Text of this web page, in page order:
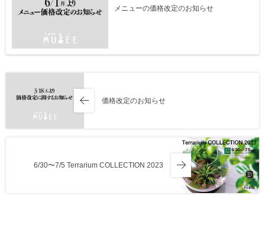
メニューの価格改定のお知らせ
価格改定のお知らせ
6/30〜7/5 Terrarium COLLECTION 2023